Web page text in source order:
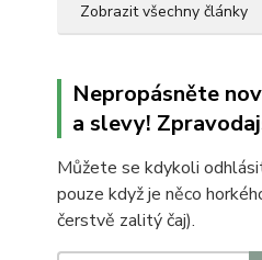
Zobrazit všechny články
Nepropásněte
a slevy!
Můžete se kdykoli
pouze když je něco
čerstvě zalitý čaj).